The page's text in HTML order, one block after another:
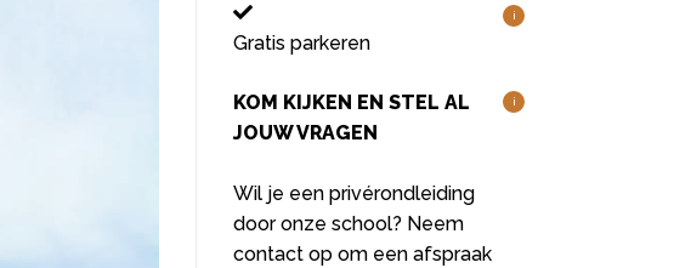
i
Gratis parkeren
i
KOM KIJKEN EN STEL AL
JOUW VRAGEN
Wil je een privérondleiding
door onze school? Neem
contact op om een afspraak